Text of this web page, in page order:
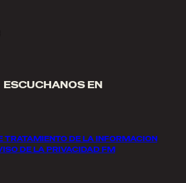
ESCUCHANOS EN
TRATAMIENTO DE LA INFORMACION
DE LA PRIVACIDAD FM